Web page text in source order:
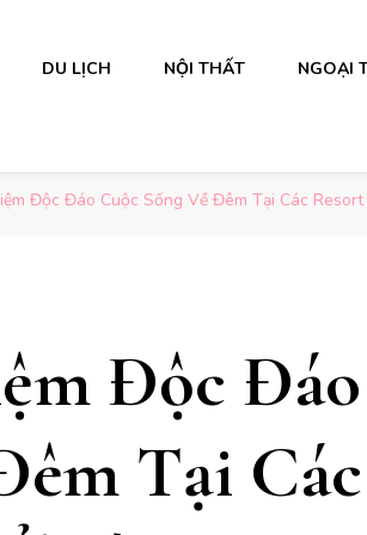
DU LỊCH NỘI THẤT NGOẠI
Độc Đáo Cuộc Sống Về Đêm Tại Các Resort
Độc
Tại